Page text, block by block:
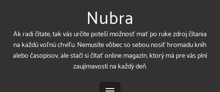
Nubra
Ak radi čítate, tak vás určite poteší možnosť mať po ruke zdroj čítania
na každú voľnú chvíľu. Nemusíte vôbec so sebou nosiť hromadu kníh
alebo časopisov, ale stačí si čítať online magazín, ktorý má pre vás plní
zaujímavostí na každý deň.